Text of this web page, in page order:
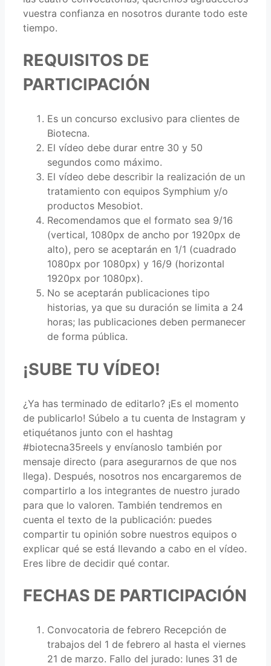
vuestra confianza en nosotros durante todo este
tiempo.
REQUISITOS DE
PARTICIPACIÓN
Es un concurso exclusivo para clientes de
Biotecna.
El vídeo debe durar entre 30 y 50
segundos como máximo.
El vídeo debe describir la realización de un
tratamiento con equipos Symphium y/o
productos Mesobiot.
Recomendamos que el formato sea 9/16
(vertical, 1080px de ancho por 1920px de
alto), pero se aceptarán en 1/1 (cuadrado
1080px por 1080px) y 16/9 (horizontal
1920px por 1080px).
No se aceptarán publicaciones tipo
historias, ya que su duración se limita a 24
horas; las publicaciones deben permanecer
de forma pública.
¡SUBE TU VÍDEO!
¿Ya has terminado de editarlo? ¡Es el momento
de publicarlo! Súbelo a tu cuenta de Instagram y
etiquétanos junto con el hashtag
#biotecna35reels y envíanoslo también por
mensaje directo (para asegurarnos de que nos
llega). Después, nosotros nos encargaremos de
compartirlo a los integrantes de nuestro jurado
para que lo valoren. También tendremos en
cuenta el texto de la publicación: puedes
compartir tu opinión sobre nuestros equipos o
explicar qué se está llevando a cabo en el vídeo.
Eres libre de decidir qué contar.
FECHAS DE PARTICIPACIÓN
Convocatoria de febrero Recepción de
trabajos del 1 de febrero al hasta el viernes
21 de marzo. Fallo del jurado: lunes 31 de